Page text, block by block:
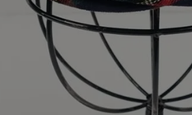
Outer
Fafatt